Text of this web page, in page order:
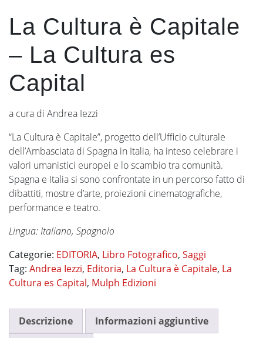
La Cultura è Capitale
– La Cultura es
Capital
a cura di Andrea Iezzi
“La Cultura è Capitale”, progetto dell’Ufficio culturale
dell’Ambasciata di Spagna in Italia, ha inteso celebrare i
valori umanistici europei e lo scambio tra comunità.
Spagna e Italia si sono confrontate in un percorso fatto di
dibattiti, mostre d’arte, proiezioni cinematografiche,
performance e teatro.
Lingua: Italiano, Spagnolo
Categorie: EDITORIA, Libro Fotografico, Saggi
Tag: Andrea Iezzi, Editoria, La Cultura è Capitale, La
Cultura es Capital, Mulph Edizioni
Descrizione
Informazioni aggiuntive